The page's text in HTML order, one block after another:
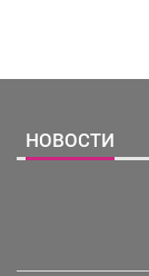
НОВОСТИ